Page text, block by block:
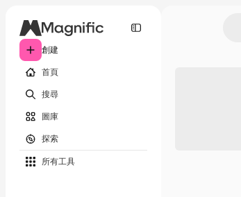
創建
首頁
搜尋
圖庫
探索
所有工具